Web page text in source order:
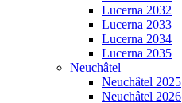
Lucerna 2032
Lucerna 2033
Lucerna 2034
Lucerna 2035
Neuchâtel
Neuchâtel 2025
Neuchâtel 2026